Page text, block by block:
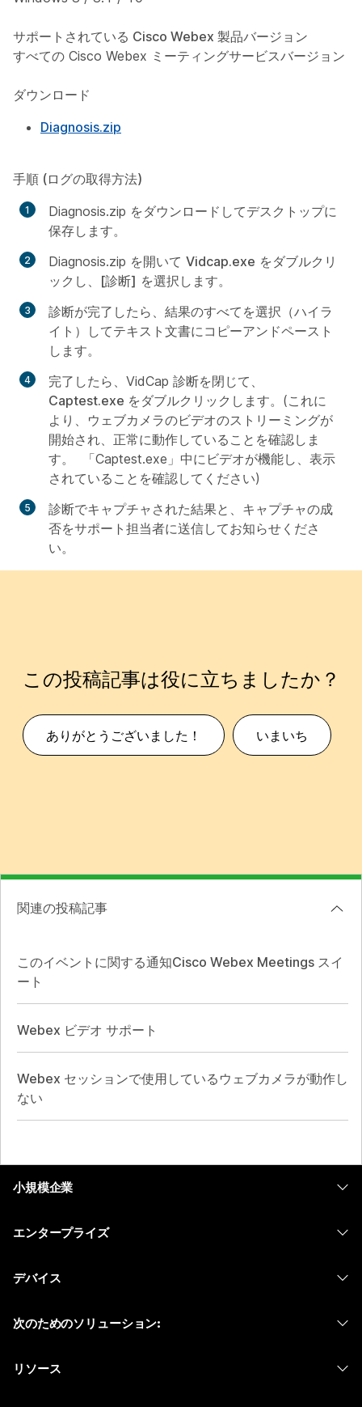
サポートされている Cisco Webex 製品バージョン
すべての Cisco Webex ミーティングサービスバージョン
ダウンロード
Diagnosis.zip
手順 (ログの取得方法)
Diagnosis.zip をダウンロードしてデスクトップに
保存します。
Diagnosis.zip を開いて Vidcap.exe をダブルクリ
ックし、 [診断] を選択します。
診断が完了したら、結果のすべてを選択（ハイラ
イト）してテキスト文書にコピーアンドペースト
します。
完了したら、VidCap 診断を閉じて、
Captest.exe をダブルクリックします。 (これに
より、ウェブカメラのビデオのストリーミングが
開始され、正常に動作していることを確認しま
す。 「Captest.exe」中にビデオが機能し、表示
されていることを確認してください)
診断でキャプチャされた結果と、キャプチャの成
否をサポート担当者に送信してお知らせくださ
い。
この投稿記事は役に立ちましたか？
ありがとうございました！ いまいち
関連の投稿記事
このイベントに関する通知Cisco Webex Meetings スイ
ート
Webex ビデオ サポート
Webex セッションで使用しているウェブカメラが動作し
ない
小規模企業
エンタープライズ
Meetings
デバイス
次のためのソリューション:
リソース